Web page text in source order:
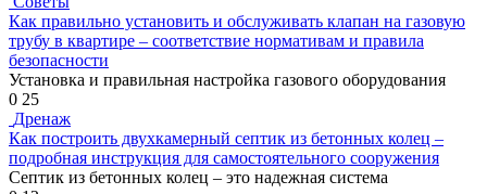
Как правильно установить и обслуживать клапан на газовую
трубу в квартире – соответствие нормативам и правила
безопасности
Установка и правильная настройка газового оборудования
0 25
Дренаж
Как построить двухкамерный септик из бетонных колец –
подробная инструкция для самостоятельного сооружения
Септик из бетонных колец – это надежная система